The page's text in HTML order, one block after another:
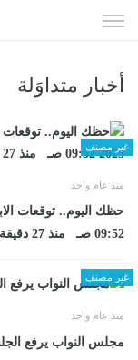
الى
أخبار متداوَلة
غير مصنف
منذ عام واحد
09:52 صـ منذ 27 دقيقة
غير مصنف
منذ عام واحد
مجلس النواب يرفع